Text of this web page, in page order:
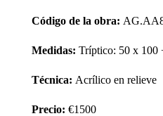
Código de la obra:
Medidas: Tríptico: 50 x 100
Técnica: Acrílico en relieve
Precio: €1500